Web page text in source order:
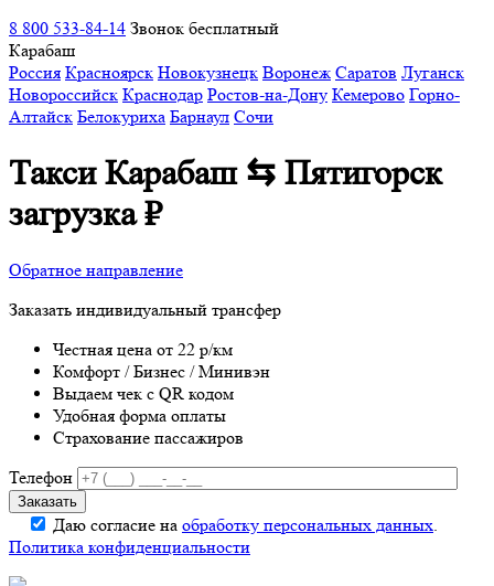
8 800 533-84-14 Звонок бесплатный
Карабаш
Россия Красноярск Новокузнецк Воронеж Саратов Луганск
Новороссийск Краснодар Ростов-на-Дону Кемерово Горно-
Алтайск Белокуриха Барнаул Сочи
Такси Карабаш ⇆ Пятигорск
загрузка₽
Обратное направление
Заказать индивидуальный трансфер
Честная цена от 22 р/км
Комфорт / Бизнес / Минивэн
Выдаем чек с QR кодом
Удобная форма оплаты
Страхование пассажиров
Телефон
Даю согласие на обработку персональных данных.
Политика конфиденциальности